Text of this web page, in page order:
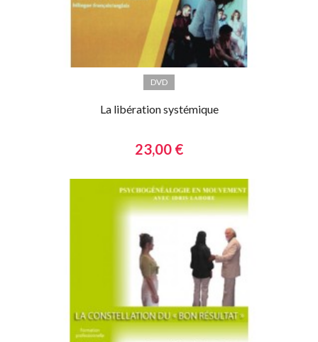
DVD
La libération systémique
23,00 €